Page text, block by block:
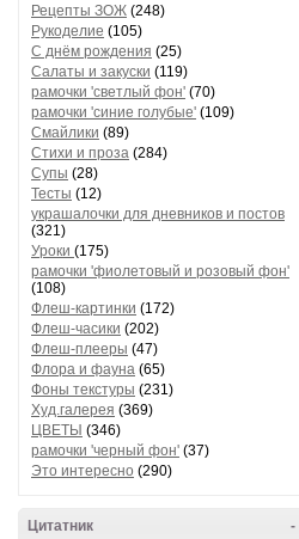
Рецепты ЗОЖ (248)
Рукоделие (105)
С днём рождения (25)
Салаты и закуски (119)
рамочки 'светлый фон' (70)
рамочки 'синие голубые' (109)
Смайлики (89)
Стихи и проза (284)
Супы (28)
Тесты (12)
украшалочки для дневников и постов
(321)
Уроки (175)
рамочки 'фиолетовый и розовый фон'
(108)
Флеш-картинки (172)
Флеш-часики (202)
Флеш-плееры (47)
Флора и фауна (65)
Фоны текстуры (231)
Худ.галерея (369)
ЦВЕТЫ (346)
рамочки 'черный фон' (37)
Это интересно (290)
-
Цитатник